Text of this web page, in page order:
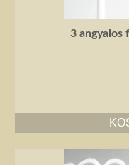
3 angyalos